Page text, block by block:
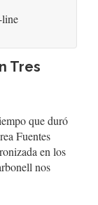
Tres
que duró
Fuentes
en los
nos